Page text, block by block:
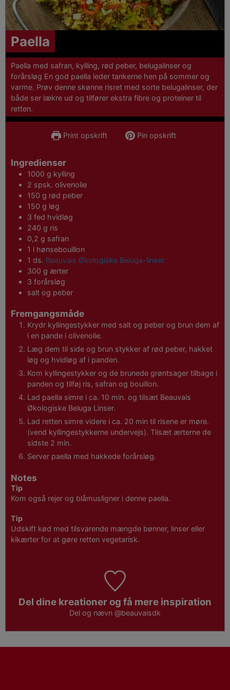
Paella
Paella med safran, kylling, rød peber, belugalinser og
forårsløg En god paella leder tankerne hen på sommer og
varme. Prøv denne skønne risret med sorte belugalinser, der
både ser lækre ud og tilfører ekstra fibre og proteiner til
retten.
Print opskrift Pin opskrift
Ingredienser
1000 g kylling
2 spsk. olivenolie
150 g rød peber
150 g løg
3 fed hvidløg
240 g ris
0,2 g safran
1 l hønsebouillon
1 ds. Beauvais Økologiske Beluga-linser
300 g ærter
3 forårsløg
salt og peber
Fremgangsmåde
Krydr kyllingestykker med salt og peber og brun dem af
i en pande i olivenolie.
Læg dem til side og brun stykker af rød peber, hakket
løg og hvidløg af i panden.
Kom kyllingestykker og de brunede grøntsager tilbage i
panden og tilføj ris, safran og bouillon.
Lad paella simre i ca. 10 min. og tilsæt Beauvais
Økologiske Beluga Linser.
Lad retten simre videre i ca. 20 min til risene er møre.
(vend kyllingestykkerne undervejs). Tilsæt ærterne de
sidste 2 min.
Server paella med hakkede forårsløg.
Notes
Tip
Kom også rejer og blåmusligner i denne paella.
Tip
Udskift kød med tilsvarende mængde bønner, linser eller
kikærter for at gøre retten vegetarisk.
Del dine kreationer og få mere inspiration
Del og nævn @beauvaisdk